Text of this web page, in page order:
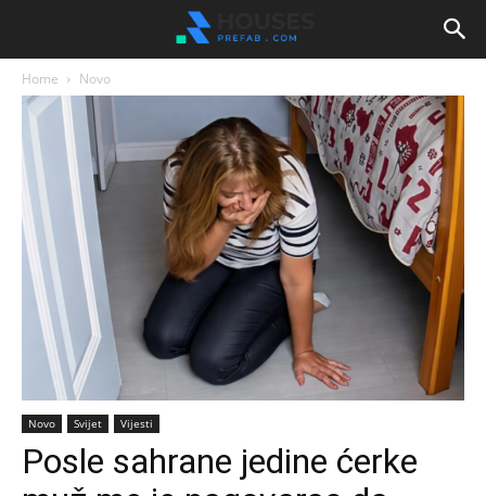
Home Novo
Novo Svijet Vijesti
Posle sahrane jedine ćerke